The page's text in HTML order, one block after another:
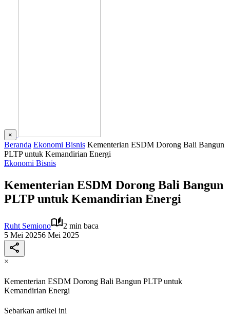
×
Beranda Ekonomi Bisnis Kementerian ESDM Dorong Bali Bangun
PLTP untuk Kemandirian Energi
Ekonomi Bisnis
Kementerian ESDM Dorong Bali Bangun
PLTP untuk Kemandirian Energi
Ruht Semiono
2 min baca
5 Mei 20256 Mei 2025
×
Kementerian ESDM Dorong Bali Bangun PLTP untuk
Kemandirian Energi
Sebarkan artikel ini